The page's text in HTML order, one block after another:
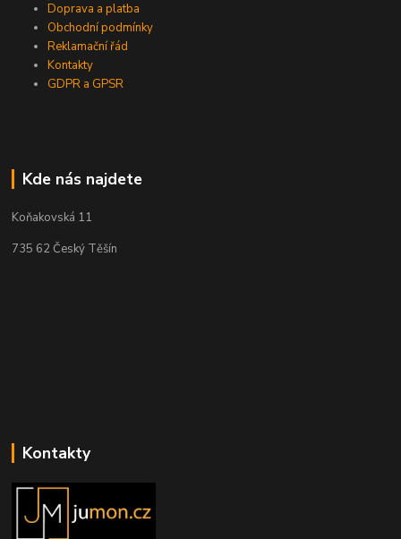
Doprava a platba
Obchodní podmínky
Reklamační řád
Kontakty
GDPR a GPSR
Kde nás najdete
Koňakovská 11
735 62 Český Těšín
Kontakty